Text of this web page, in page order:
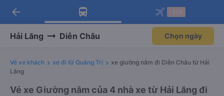
Tải app Vexere ngay!
Nhận ưu đãi thành viên độc
Mở app
Tải app Vexere
-30k/ghế khi đặt vé máy bay qua
Mở app
arrow_back
Hải Lăng Diễn Châu Chọn ngày
Vé xe khách xe đi từ Quảng Trị
xe giường nằm đi Diễn Châu từ Hải
Lăng
Vé xe Giường nằm của 4 nhà xe từ Hải Lăng đi